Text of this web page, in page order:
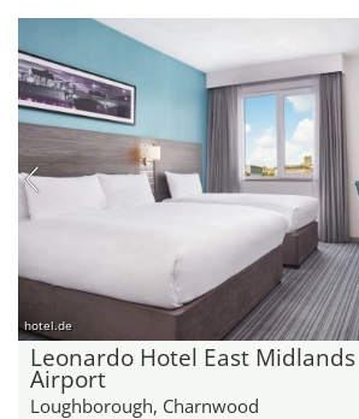
hotel.de
Leonardo Hotel East Midlands
Airport
Loughborough, Charnwood